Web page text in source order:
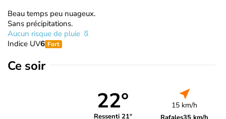
Beau temps peu nuageux.
Sans précipitations.
Aucun risque de pluie
Indice UV6 Fort
Ce soir
22°
Ressenti 21°
15 km/h